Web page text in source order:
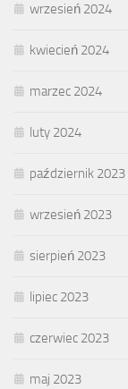
wrzesień 2024
kwiecień 2024
marzec 2024
luty 2024
październik 2023
wrzesień 2023
sierpień 2023
lipiec 2023
czerwiec 2023
maj 2023